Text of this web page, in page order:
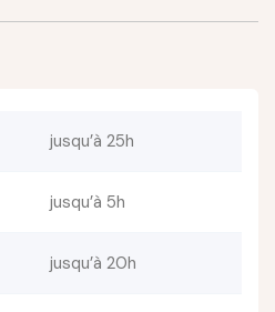
jusqu’à 25h
jusqu’à 5h
jusqu’à 20h